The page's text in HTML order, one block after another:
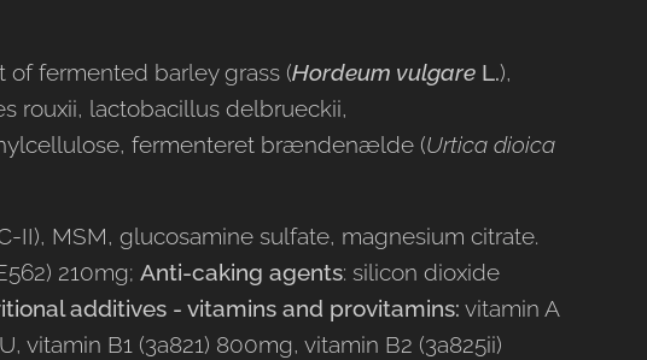
of fermented barley grass (Hordeum vulgare L.),
rouxii, lactobacillus delbrueckii,
fermenteret brændenælde (Urtica dioica
II), MSM, glucosamine sulfate, magnesium citrate.
210mg; Anti-caking agents: silicon dioxide
additives - vitamins and provitamins: vitamin A
vitamin B1 (3a821) 800mg, vitamin B2 (3a825ii)